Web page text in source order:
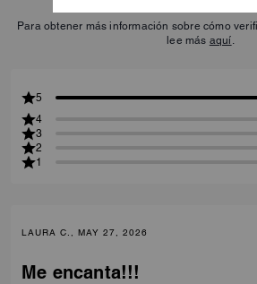
Para obtener más información sobre cómo
lee más aquí
5
4
3
2
1
LAURA C., MAY 27, 2026
Me encanta!!!